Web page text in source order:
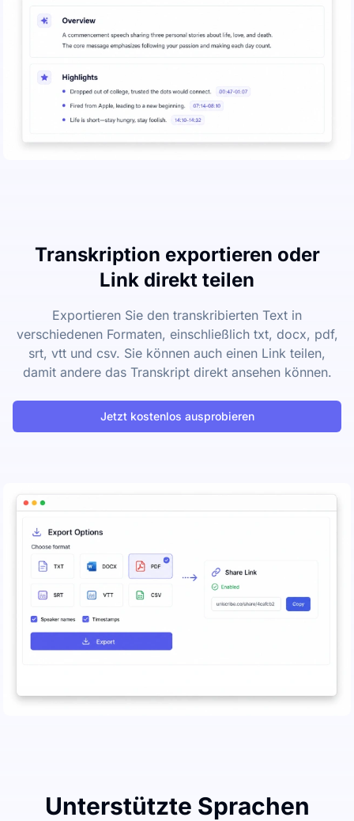
Transkription exportieren oder
Link direkt teilen
Exportieren Sie den transkribierten Text in
verschiedenen Formaten, einschließlich txt, docx, pdf,
srt, vtt und csv. Sie können auch einen Link teilen,
damit andere das Transkript direkt ansehen können.
Jetzt kostenlos ausprobieren
Unterstützte Sprachen